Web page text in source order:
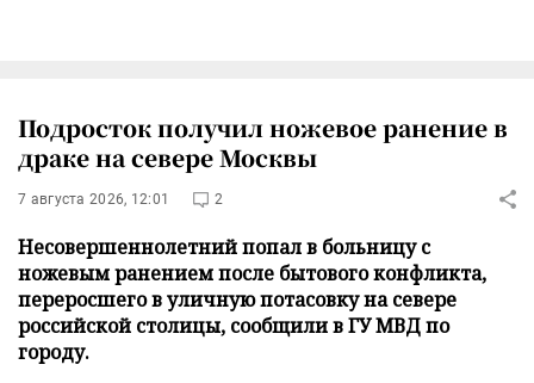
Подросток получил ножевое ранение в
драке на севере Москвы
7 августа 2026, 12:01 2
Несовершеннолетний попал в больницу с
ножевым ранением после бытового конфликта,
переросшего в уличную потасовку на севере
российской столицы, сообщили в ГУ МВД по
городу.